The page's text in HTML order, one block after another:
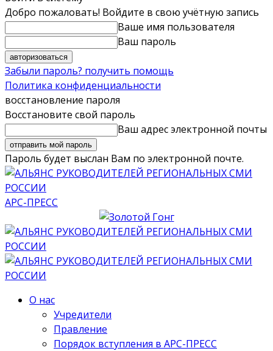
Добро пожаловать! Войдите в свою учётную запись
Ваше имя пользователя
Ваш пароль
Забыли пароль? получить помощь
Политика конфиденциальности
восстановление пароля
Восстановите свой пароль
Ваш адрес электронной почты
Пароль будет выслан Вам по электронной почте.
АРС-ПРЕСС
О нас
Учредители
Правление
Порядок вступления в АРС-ПРЕСС